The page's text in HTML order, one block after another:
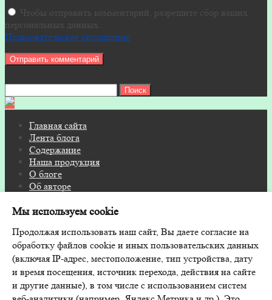
Чтобы отправить комментарий, разрешите сбор ваших
персональных данных .
Пользовательское соглашение
Главная сайта
Лента блога
Содержание
Наша продукция
О блоге
Об авторе
© 2026 Блог на FITOSAUNA.RU · Дизайн и поддержка:
GoodwinPress.ru
Главная сайта
Мы используем cookie
Продолжая использовать наш сайт, Вы даете согласие на
обработку файлов cookie и иных пользовательских данных
(включая IP-адрес, местоположение, тип устройства, дату
и время посещения, источник перехода, действия на сайте
и другие данные), в том числе с использованием систем